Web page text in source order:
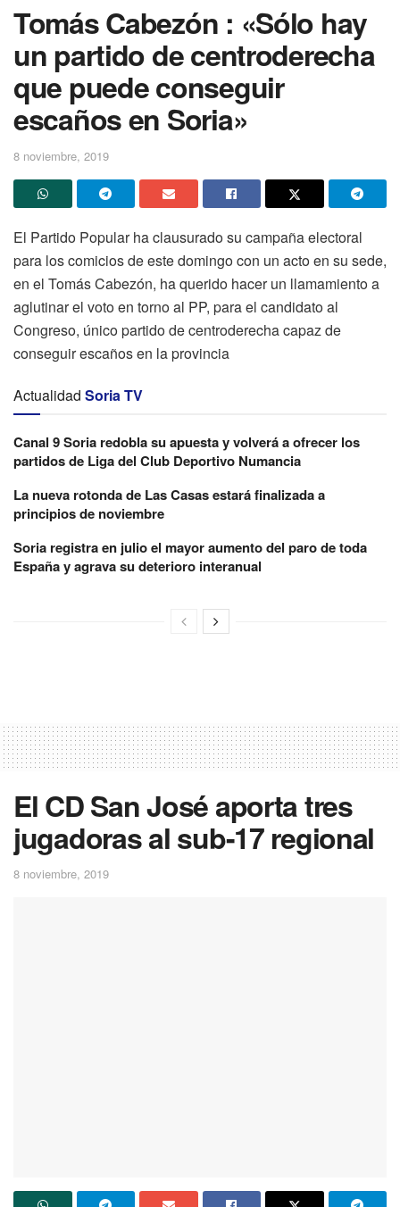
Tomás Cabezón : «Sólo hay
un partido de centroderecha
que puede conseguir
escaños en Soria»
8 noviembre, 2019
El Partido Popular ha clausurado su campaña electoral
para los comicios de este domingo con un acto en su sede,
en el Tomás Cabezón, ha querido hacer un llamamiento a
aglutinar el voto en torno al PP, para el candidato al
Congreso, único partido de centroderecha capaz de
conseguir escaños en la provincia
Actualidad Soria TV
Canal 9 Soria redobla su apuesta y volverá a ofrecer los
partidos de Liga del Club Deportivo Numancia
La nueva rotonda de Las Casas estará finalizada a
principios de noviembre
Soria registra en julio el mayor aumento del paro de toda
España y agrava su deterioro interanual
El CD San José aporta tres
jugadoras al sub-17 regional
8 noviembre, 2019